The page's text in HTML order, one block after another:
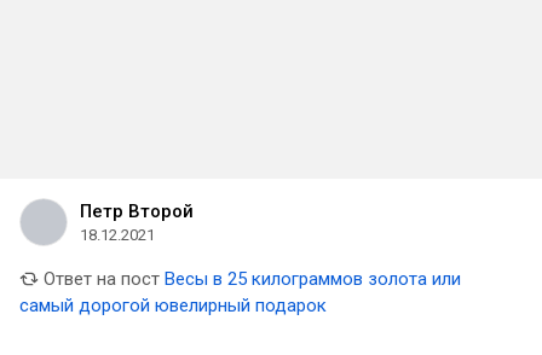
Петр Второй
18.12.2021
Ответ на пост Весы в 25 килограммов золота или
самый дорогой ювелирный подарок